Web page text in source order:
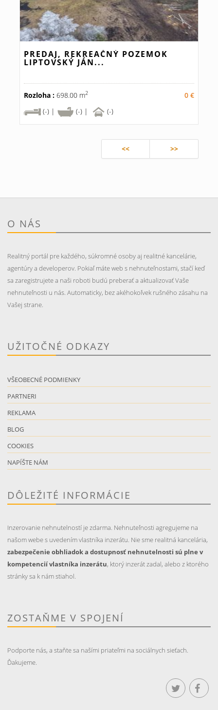
PREDAJ, REKREAČNÝ POZEMOK
LIPTOVSKÝ JÁN...
Rozloha : 698.00 m2
0 €
(-) |
(-) | (-)
<< >>
O NÁS
Realitný portál pre každého, súkromné osoby aj realitné kancelárie,
agentúry a developerov. Pokiaľ máte web s nehnuteľnostami, stačí keď
sa zaregistrujete a naši roboti budú preberať a aktualizovať Vaše
nehnuteľnosti u nás. Automaticky, bez akéhokoľvek rušného zásahu na
Vašej strane.
UŽITOČNÉ ODKAZY
VŠEOBECNÉ PODMIENKY
PARTNERI
REKLAMA
BLOG
COOKIES
NAPÍŠTE NÁM
DÔLEŽITÉ INFORMÁCIE
Inzerovanie nehnutelností je zdarma. Nehnuteľnosti agregujeme na
našom webe s uvedením vlastníka inzerátu. Nie sme realitná kancelária,
zabezpečenie obhliadok a dostupnosť nehnutelnosti sú plne v
kompetencií vlastníka inzerátu, ktorý inzerát zadal, alebo z ktorého
stránky sa k nám stiahol.
ZOSTAŇME V SPOJENÍ
Podporte nás, a staňte sa našími priateľmi na sociálnych sieťach.
Ďakujeme.